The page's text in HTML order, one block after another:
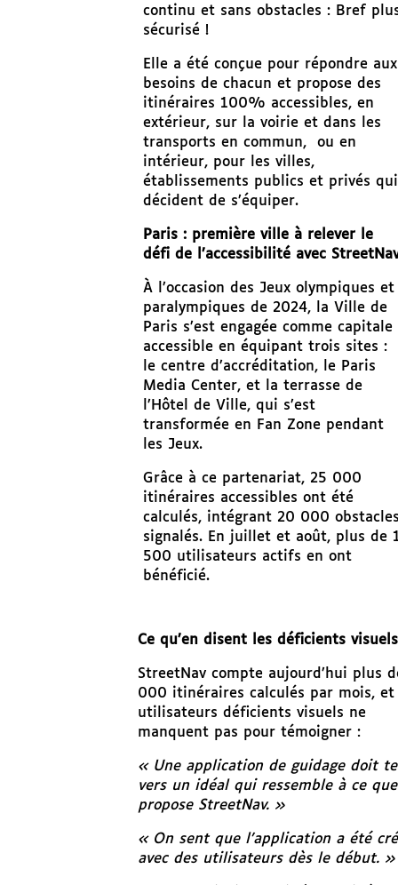
continu et sans obstacles : Bref
sécurisé !
Elle a été conçue pour répondre aux
besoins de chacun et propose des
itinéraires 100% accessibles, en
extérieur, sur la voirie et dans les
transports en commun, ou en
intérieur, pour les villes,
établissements publics et privés qui
décident de s’équiper.
Paris : première ville à relever le
défi de l’accessibilité avec
À l’occasion des Jeux olympiques et
paralympiques de 2024, la Ville de
Paris s’est engagée comme capitale
accessible en équipant trois sites :
le centre d’accréditation,
le Paris
Media Center, et la terrasse de
l’Hôtel de Ville, qui s’est
transformée en Fan Zone pendant
les Jeux.
Grâce à ce partenariat, 25 000
itinéraires accessibles ont été
calculés, intégrant 20 000
signalés. En juillet et août, plus de
500 utilisateurs actifs en ont
bénéficié.
Ce qu’en disent les déficients
StreetNav compte aujourd’hui plus
000 itinéraires calculés par mois, et
utilisateurs déficients visuels ne
manquent pas pour témoigner :
« Une application de guidage doit
vers un idéal qui ressemble à ce que
propose StreetNav. »
« On sent que l’application a été
avec des utilisateurs dès le début. »